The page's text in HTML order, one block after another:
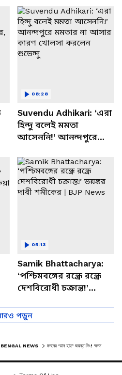
Suvendu Adhikari: ‘এরা
হিন্দু বলেই মমতা
আসেননি!’ আনন্দপুরে
খোলসা করলেন শুভেন্দু
08:28
Samik Bhattacharya:
‘পশ্চিমবঙ্গের রন্ধ্রে রন্ধ্রে
দেশবিরোধী চক্রান্ত!’
BJP News
05:13
পড়ুন
NEWS